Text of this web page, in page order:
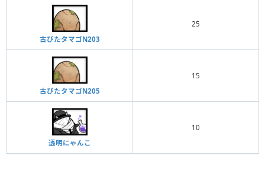
古びたタマゴN203
25
古びたタマゴN205
15
透明にゃんこ
10